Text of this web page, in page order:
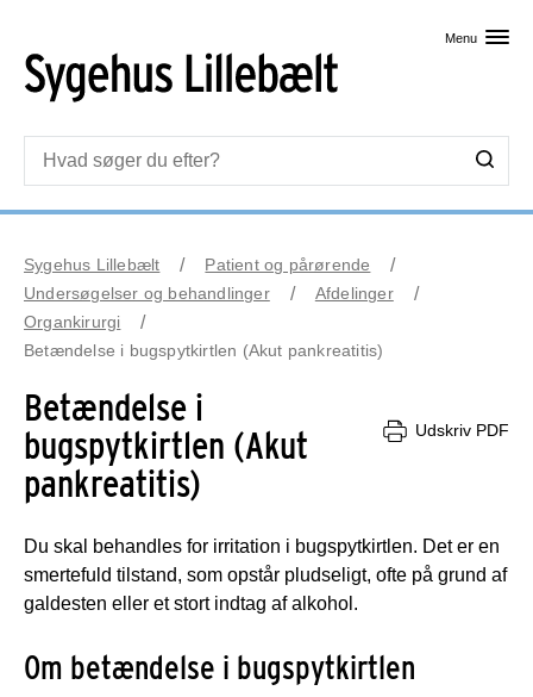
Menu
Sygehus Lillebælt
Patient og pårørende
Undersøgelser og behandlinger
Afdelinger
Organkirurgi
Betændelse i bugspytkirtlen (Akut pankreatitis)
Betændelse i
bugspytkirtlen (Akut
pankreatitis)
Udskriv PDF
Du skal behandles for irritation i bugspytkirtlen. Det er en
smertefuld tilstand, som opstår pludseligt, ofte på grund af
galdesten eller et stort indtag af alkohol.
Om betændelse i bugspytkirtlen